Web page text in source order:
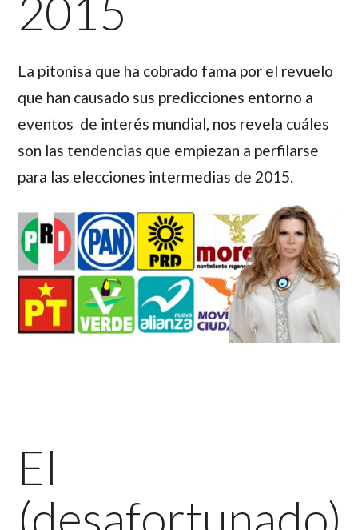
2015
La pitonisa que ha cobrado fama por el revuelo
que han causado sus predicciones entorno a
eventos de interés mundial, nos revela cuáles
son las tendencias que empiezan a perfilarse
para las elecciones intermedias de 2015.
El
(desafortunado)